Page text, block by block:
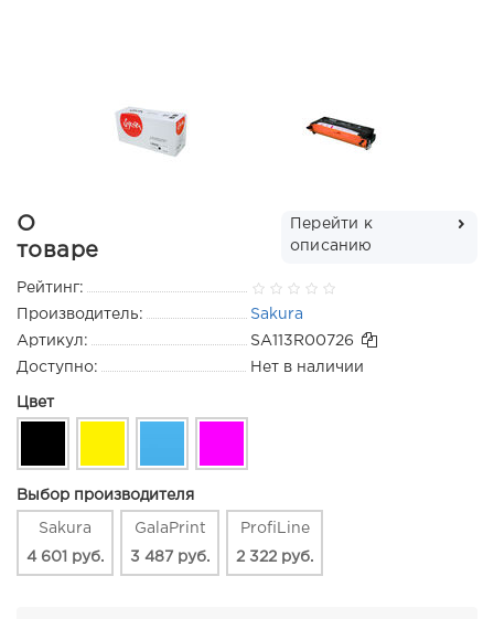
О
товаре
Перейти к
описанию
Рейтинг:
Производитель:
Sakura
Артикул:
SA113R00726
Доступно:
Нет в наличии
Цвет
Выбор производителя
Sakura
4 601 руб.
GalaPrint
3 487 руб.
ProfiLine
2 322 руб.